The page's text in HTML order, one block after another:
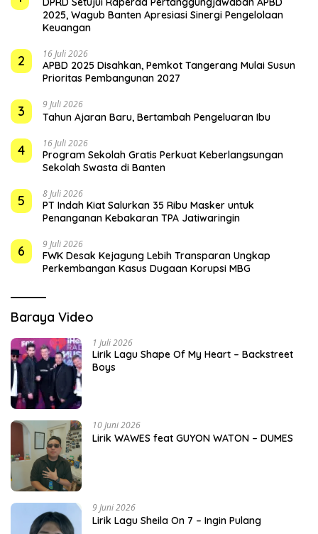
2025, Wagub Banten Apresiasi Sinergi Pengelolaan
Keuangan
2 16 Juli 2026
APBD 2025 Disahkan, Pemkot Tangerang Mulai Susun
Prioritas Pembangunan 2027
3 9 Juli 2026
Tahun Ajaran Baru, Bertambah Pengeluaran Ibu
4 16 Juli 2026
Program Sekolah Gratis Perkuat Keberlangsungan
Sekolah Swasta di Banten
5 8 Juli 2026
PT Indah Kiat Salurkan 35 Ribu Masker untuk
Penanganan Kebakaran TPA Jatiwaringin
6 9 Juli 2026
FWK Desak Kejagung Lebih Transparan Ungkap
Perkembangan Kasus Dugaan Korupsi MBG
Baraya Video
1 Juli 2026
Lirik Lagu Shape Of My Heart – Backstreet
Boys
10 Juni 2026
Lirik WAWES feat GUYON WATON – DUMES
9 Juni 2026
Lirik Lagu Sheila On 7 – Ingin Pulang